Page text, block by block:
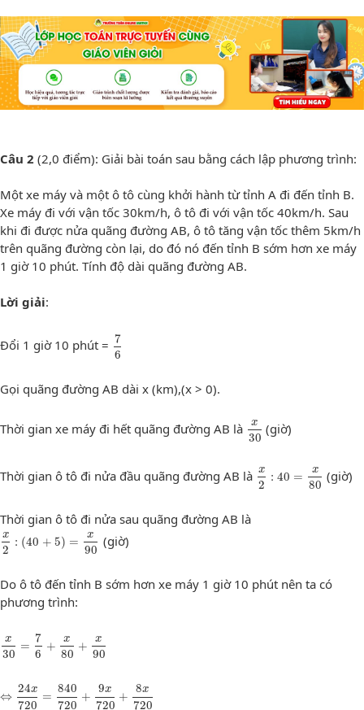
Câu 2 (2,0 điểm): Giải bài toán sau bằng cách lập phương trình:
Một xe máy và một ô tô cùng khởi hành từ tỉnh A đi đến tỉnh B.
Xe máy đi với vận tốc 30km/h, ô tô đi với vận tốc 40km/h. Sau
khi đi được nửa quãng đường AB, ô tô tăng vận tốc thêm 5km/h
trên quãng đường còn lại, do đó nó đến tỉnh B sớm hơn xe máy
1 giờ 10 phút. Tính độ dài quãng đường AB.
Lời giải:
Đổi 1 giờ 10 phút = 7
6
76
Gọi quãng đường AB dài x (km),(x > 0).
Thời gian xe máy đi hết quãng đường AB là x
30
x30 (giờ)
Thời gian ô tô đi nửa đầu quãng đường AB là x
2
: 40 =
x
80
x2 80 (giờ)
Thời gian ô tô đi nửa sau quãng đường AB là
x
2
: (40 + 5) =
x
90
x2 40 =x (giờ)
Do ô tô đến tỉnh B sớm hơn xe máy 1 giờ 10 phút nên ta có
phương trình:
x
30
=
7
6
+
x
80
+
x
90
x30 6 80 90
⇔
24x
720
=
840
720
+
9x
720
+
8x
720
24x720 =840 720+ 720+